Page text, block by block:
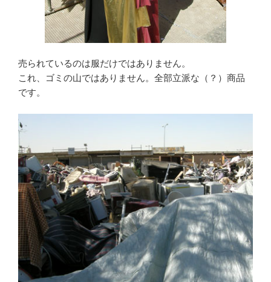
売られているのは服だけではありません。
これ、ゴミの山ではありません。全部立派な（？）商品
です。